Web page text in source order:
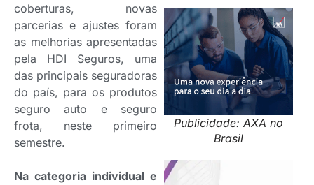
Publicidade: AXA no
Brasil
coberturas, novas
parcerias e ajustes foram
as melhorias apresentadas
pela HDI Seguros, uma
das principais seguradoras
do país, para os produtos
seguro auto e seguro
frota, neste primeiro
semestre.
Na categoria individual e